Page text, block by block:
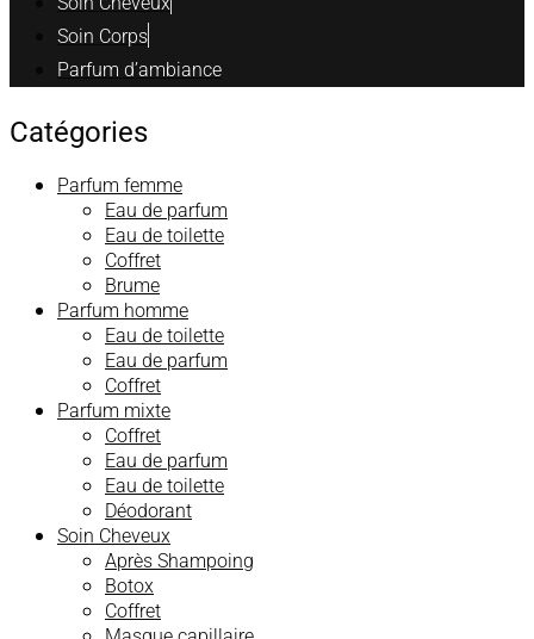
Soin Corps
Parfum d’ambiance
Catégories
Parfum femme
Eau de parfum
Eau de toilette
Coffret
Brume
Parfum homme
Eau de toilette
Eau de parfum
Coffret
Parfum mixte
Coffret
Eau de parfum
Eau de toilette
Déodorant
Soin Cheveux
Après Shampoing
Botox
Coffret